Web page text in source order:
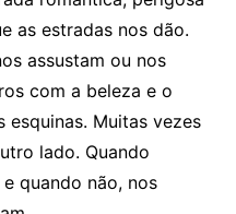
as estradas nos dão.
assustam ou nos
com a beleza e o
esquinas. Muitas vezes
lado. Quando
quando não, nos